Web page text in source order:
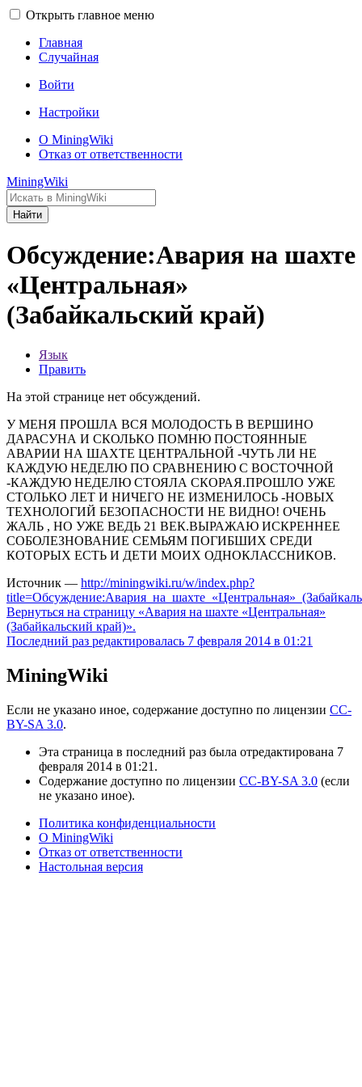
Открыть главное меню
Главная
Случайная
Войти
Настройки
О MiningWiki
Отказ от ответственности
MiningWiki
Найти
Обсуждение:Авария на шахте
«Центральная»
(Забайкальский край)
Язык
Править
На этой странице нет обсуждений.
У МЕНЯ ПРОШЛА ВСЯ МОЛОДОСТЬ В ВЕРШИНО
ДАРАСУНА И СКОЛЬКО ПОМНЮ ПОСТОЯННЫЕ
АВАРИИ НА ШАХТЕ ЦЕНТРАЛЬНОЙ -ЧУТЬ ЛИ НЕ
КАЖДУЮ НЕДЕЛЮ ПО СРАВНЕНИЮ С ВОСТОЧНОЙ
-КАЖДУЮ НЕДЕЛЮ СТОЯЛА СКОРАЯ.ПРОШЛО УЖЕ
СТОЛЬКО ЛЕТ И НИЧЕГО НЕ ИЗМЕНИЛОСЬ -НОВЫХ
ТЕХНОЛОГИЙ БЕЗОПАСНОСТИ НЕ ВИДНО! ОЧЕНЬ
ЖАЛЬ , НО УЖЕ ВЕДЬ 21 ВЕК.ВЫРАЖАЮ ИСКРЕННЕЕ
СОБОЛЕЗНОВАНИЕ СЕМЬЯМ ПОГИБШИХ СРЕДИ
КОТОРЫХ ЕСТЬ И ДЕТИ МОИХ ОДНОКЛАССНИКОВ.
Источник — http://miningwiki.ru/w/index.php?
Вернуться на страницу «Авария на шахте «Центральная»
(Забайкальский край)».
Последний раз редактировалась 7 февраля 2014 в 01:21
MiningWiki
Если не указано иное, содержание доступно по лицензии CC-
BY-SA 3.0.
Эта страница в последний раз была отредактирована 7
февраля 2014 в 01:21.
Содержание доступно по лицензии CC-BY-SA 3.0 (если
не указано иное).
Политика конфиденциальности
О MiningWiki
Отказ от ответственности
Настольная версия